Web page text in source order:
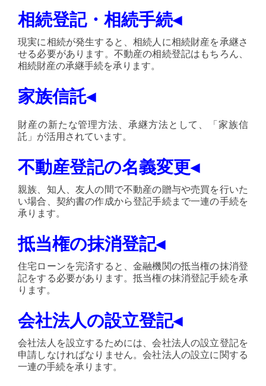
相続登記・相続手続◂
現実に相続が発生すると、相続人に相続財産を承継さ
せる必要があります。不動産の相続登記はもちろん、
相続財産の承継手続を承ります。
家族信託◂
財産の新たな管理方法、承継方法として、「家族信
託」が活用されています。
不動産登記の名義変更◂
親族、知人、友人の間で不動産の贈与や売買を行いた
い場合、契約書の作成から登記手続まで一連の手続を
承ります。
抵当権の抹消登記◂
住宅ローンを完済すると、金融機関の抵当権の抹消登
記をする必要があります。抵当権の抹消登記手続を承
ります。
会社法人の設立登記◂
会社法人を設立するためには、会社法人の設立登記を
申請しなければなりません。会社法人の設立に関する
一連の手続を承ります。